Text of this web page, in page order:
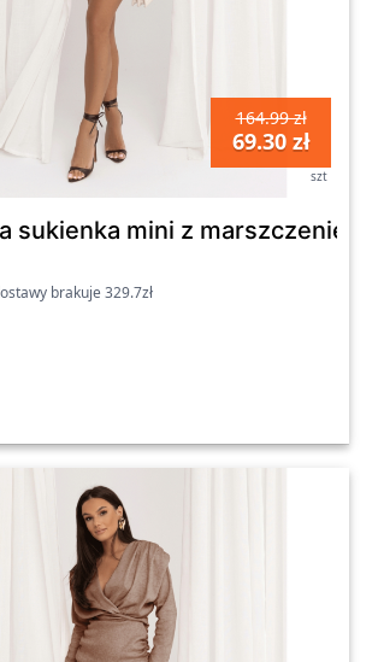
164.99 zł
69.30 zł
szt
sukienka mini z
brakuje 329.7zł